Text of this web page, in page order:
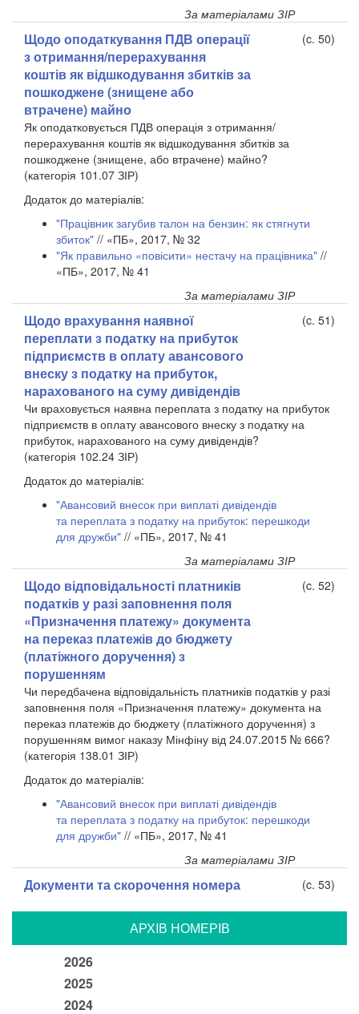
За матеріалами ЗІР
Щодо оподаткування ПДВ операції
з отримання/перерахування
коштів як відшкодування збитків за
пошкоджене (знищене або
втрачене) майно
(c. 50)
Як оподатковується ПДВ операція з отримання/
перерахування коштів як відшкодування збитків за
пошкоджене (знищене, або втрачене) майно?
(категорія 101.07 ЗІР)
Додаток до матеріалів:
"Працівник загубив талон на бензин: як стягнути
збиток" // «ПБ», 2017, № 32
"Як правильно «повісити» нестачу на працівника" //
«ПБ», 2017, № 41
За матеріалами ЗІР
Щодо врахування наявної
переплати з податку на прибуток
підприємств в оплату авансового
внеску з податку на прибуток,
нарахованого на суму дивідендів
(c. 51)
Чи враховується наявна переплата з податку на прибуток
підприємств в оплату авансового внеску з податку на
прибуток, нарахованого на суму дивідендів?
(категорія 102.24 ЗІР)
Додаток до матеріалів:
"Авансовий внесок при виплаті дивідендів
та переплата з податку на прибуток: перешкоди
для дружби" // «ПБ», 2017, № 41
За матеріалами ЗІР
Щодо відповідальності платників
податків у разі заповнення поля
«Призначення платежу» документа
на переказ платежів до бюджету
(платіжного доручення) з
порушенням
(c. 52)
Чи передбачена відповідальність платників податків у разі
заповнення поля «Призначення платежу» документа на
переказ платежів до бюджету (платіжного доручення) з
порушенням вимог наказу Мінфіну від 24.07.2015 № 666?
(категорія 138.01 ЗІР)
Додаток до матеріалів:
"Авансовий внесок при виплаті дивідендів
та переплата з податку на прибуток: перешкоди
для дружби" // «ПБ», 2017, № 41
За матеріалами ЗІР
Документи та скорочення номера (c. 53)
АРХIВ НОМЕРIВ
2026
2025
2024